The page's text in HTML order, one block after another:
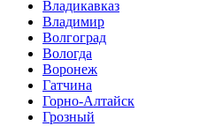
Владикавказ
Владимир
Волгоград
Вологда
Воронеж
Гатчина
Горно-Алтайск
Грозный